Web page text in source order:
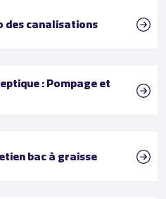
des canalisations
: Pompage et
bac à graisse